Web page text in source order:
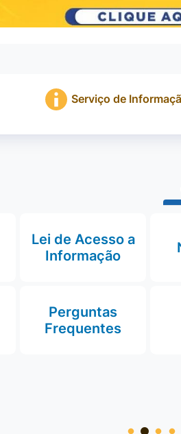
Serviço de
Lei de Acesso a
Informação
Perguntas
Frequentes